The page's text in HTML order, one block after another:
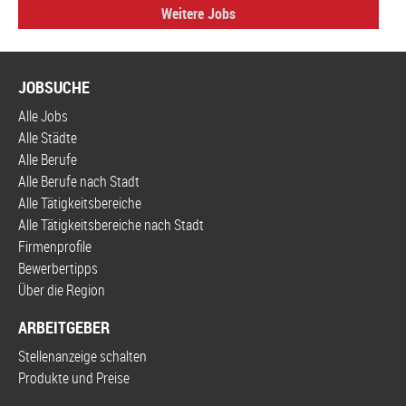
Weitere Jobs
JOBSUCHE
Alle Jobs
Alle Städte
Alle Berufe
Alle Berufe nach Stadt
Alle Tätigkeitsbereiche
Alle Tätigkeitsbereiche nach Stadt
Firmenprofile
Bewerbertipps
Über die Region
ARBEITGEBER
Stellenanzeige schalten
Produkte und Preise